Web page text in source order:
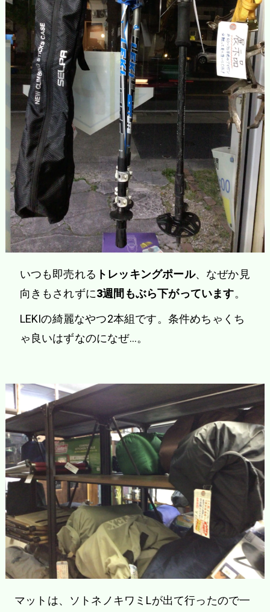
いつも即売れる トレッキングポール、なぜか見
向きもされずに3週間もぶら下がっています。
LEKIの綺麗なやつ2本組です。条件めちゃくち
ゃ良いはずなのになぜ…。
マットは、ソトネノキワミLが出て行ったので一